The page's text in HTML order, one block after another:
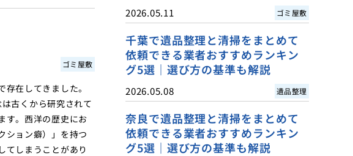
ゴミ屋敷
在してきました。
古くから研究されて
す。西洋の歴史にお
ション癖）」を持つ
てしまうことがあり
2026.05.11 ゴミ屋敷
千葉で遺品整理と清掃をまとめて
依頼できる業者おすすめランキン
グ5選｜選び方の基準も解説
2026.05.08 遺品整理
奈良で遺品整理と清掃をまとめて
依頼できる業者おすすめランキン
グ5選｜選び方の基準も解説